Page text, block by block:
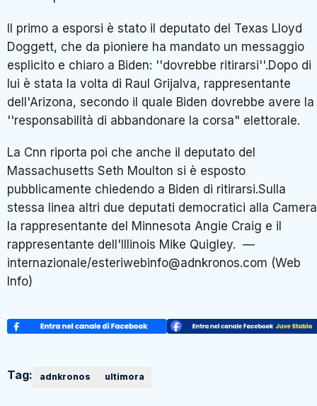
Il primo a esporsi è stato il deputato del Texas Lloyd
Doggett, che da pioniere ha mandato un messaggio
esplicito e chiaro a Biden: ''dovrebbe ritirarsi''.Dopo di
lui è stata la volta di Raul Grijalva, rappresentante
dell'Arizona, secondo il quale Biden dovrebbe avere la
''responsabilità di abbandonare la corsa" elettorale.
La Cnn riporta poi che anche il deputato del
Massachusetts Seth Moulton si è esposto
pubblicamente chiedendo a Biden di ritirarsi.Sulla
stessa linea altri due deputati democratici alla
la rappresentante del Minnesota Angie Craig e il
rappresentante dell'Illinois Mike Quigley. —
internazionale/esteriwebinfo@adnkronos.com (Web
Info)
Tag: adnkronos ultimora